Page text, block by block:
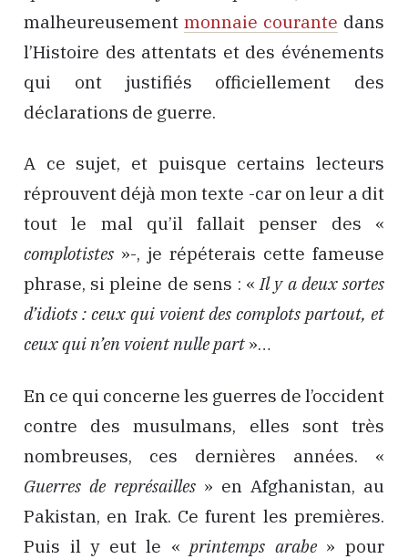
malheureusement monnaie courante dans
l’Histoire des attentats et des événements
qui ont justifiés officiellement des
déclarations de guerre.
A ce sujet, et puisque certains lecteurs
réprouvent déjà mon texte -car on leur a dit
tout le mal qu’il fallait penser des «
complotistes »-, je répéterais cette fameuse
phrase, si pleine de sens : «Il y a deux sortes
d’idiots : ceux qui voient des complots partout, et
ceux qui n’en voient nulle part »…
En ce qui concerne les guerres de l’occident
contre des musulmans, elles sont très
nombreuses, ces dernières années. «
Guerres de représailles » en Afghanistan, au
Pakistan, en Irak. Ce furent les premières.
Puis il y eut le «printemps arabe» pour